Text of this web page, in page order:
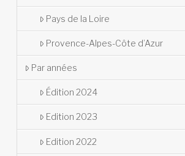
Pays de la Loire
Provence-Alpes-Côte d’Azur
Par années
Édition 2024
Edition 2023
Edition 2022